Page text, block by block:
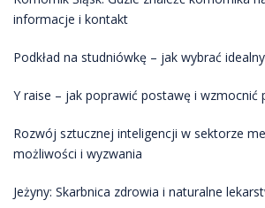
informacje i kontakt
Podkład na studniówkę – jak wybrać
Y raise – jak poprawić postawę i wzmocnić
Rozwój sztucznej inteligencji w sektorze
możliwości i wyzwania
Jeżyny: Skarbnica zdrowia i naturalne